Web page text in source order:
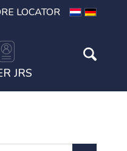
LOCATOR
JRS